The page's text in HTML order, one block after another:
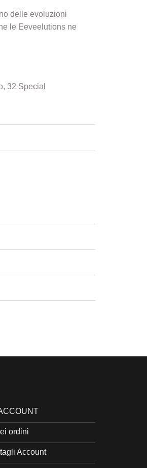
delle evoluzioni
le Eeveelutions ne
32 Special
ordini
Account